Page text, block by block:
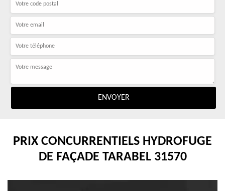
PRIX CONCURRENTIELS HYDROFUGE
DE FAÇADE TARABEL 31570